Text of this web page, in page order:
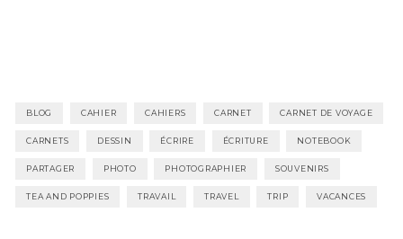
BLOG CAHIER CAHIERS CARNET CARNET DE VOYAGE
CARNETS DESSIN ÉCRIRE ÉCRITURE NOTEBOOK
PARTAGER PHOTO PHOTOGRAPHIER SOUVENIRS
TEA AND POPPIES TRAVAIL TRAVEL TRIP VACANCES